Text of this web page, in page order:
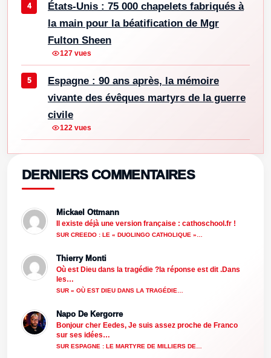
États-Unis : 75 000 chapelets fabriqués à
la main pour la béatification de Mgr
Fulton Sheen
127 vues
Espagne : 90 ans après, la mémoire
vivante des évêques martyrs de la guerre
civile
122 vues
DERNIERS COMMENTAIRES
Mickael Ottmann
Il existe déjà une version française : cathoschool.fr !
SUR CREEDO : LE « DUOLINGO CATHOLIQUE »…
Thierry Monti
Où est Dieu dans la tragédie ?la réponse est dit .Dans
les…
SUR « OÙ EST DIEU DANS LA TRAGÉDIE…
Napo De Kergorre
Bonjour cher Eedes, Je suis assez proche de Franco
sur ses idées…
SUR ESPAGNE : LE MARTYRE DE MILLIERS DE…